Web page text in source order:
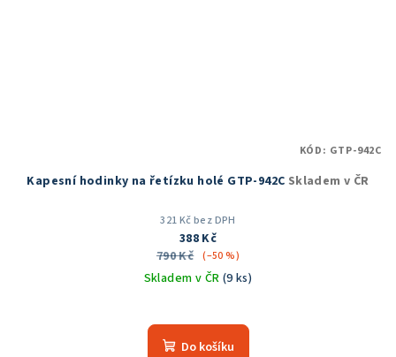
Kapesní hodinky na řetízku holé GTP-942C Skladem v ČR
321 Kč bez DPH
388 Kč
790 Kč (–50 %)
Skladem v ČR (9 ks)
Do košíku
KÓD: GTP-942C